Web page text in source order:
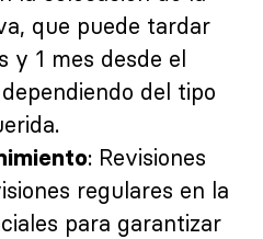
que puede tardar
y 1 mes desde el
del tipo
: Revisiones
regulares en la
para garantizar